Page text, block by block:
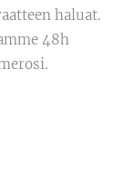
haluat.
48h